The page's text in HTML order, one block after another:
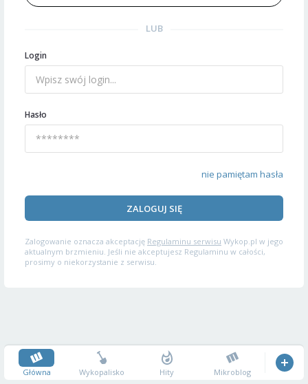
LUB
Login
Hasło
nie pamiętam hasła
ZALOGUJ SIĘ
Zalogowanie oznacza akceptację Regulaminu serwisu Wykop.pl w jego
aktualnym brzmieniu. Jeśli nie akceptujesz Regulaminu w całości,
prosimy o niekorzystanie z serwisu.
Główna Wykopalisko Hity Mikroblog